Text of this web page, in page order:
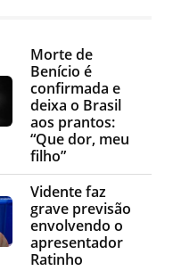
Morte de
Benício é
confirmada e
deixa o Brasil
aos prantos:
“Que dor, meu
filho”
Vidente faz
grave previsão
envolvendo o
apresentador
Ratinho